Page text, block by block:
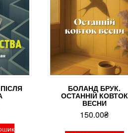
БОЛАНД БРУК.
ОСТАННІЙ КОВТОК
ВЕСНИ
150.00₴